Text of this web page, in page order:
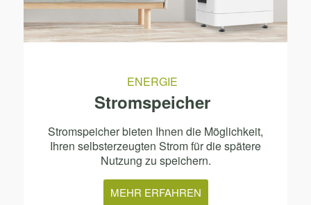
ENERGIE
Stromspeicher
Stromspeicher bieten Ihnen die Möglichkeit,
Ihren selbsterzeugten Strom für die spätere
Nutzung zu speichern.
MEHR ERFAHREN